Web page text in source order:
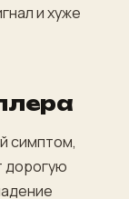
и хуже
симптом,
дорогую